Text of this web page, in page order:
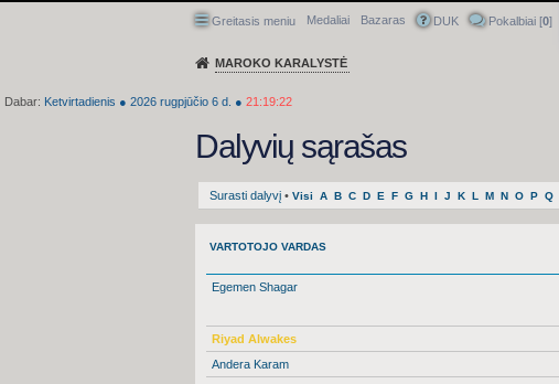
Greitasis meniu Medaliai Bazaras DUK Pokalbiai [0]
MAROKO KARALYSTĖ
Dabar: Ketvirtadienis ● 2026 rugpjūčio 6 d. ● 21:19:23
Dalyvių sąrašas
Surasti dalyvį • Visi A B C D E F G H I J K L M N O P Q
VARTOTOJO VARDAS
Egemen Shagar
Riyad Alwakes
Andera Karam